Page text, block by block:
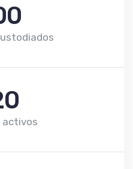
activos